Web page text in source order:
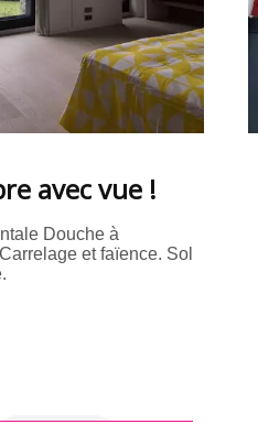
avec vue !
Douche à
et faïence. Sol